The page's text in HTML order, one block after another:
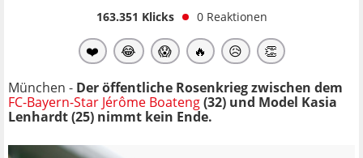
163.351 Klicks 0 Reaktionen
❤️ 😂 😱 🔥 😥 👏
München - Der öffentliche Rosenkrieg zwischen dem
FC-Bayern-Star Jérôme Boateng(32) und Model Kasia
Lenhardt (25) nimmt kein Ende.